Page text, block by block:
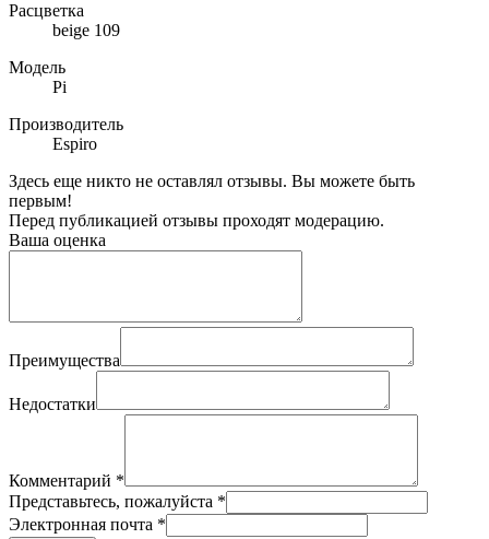
Расцветка
beige 109
Модель
Pi
Производитель
Espiro
Здесь еще никто не оставлял отзывы. Вы можете быть
первым!
Перед публикацией отзывы проходят модерацию.
Ваша оценка
Преимущества
Недостатки
Комментарий *
Представьтесь, пожалуйста *
Электронная почта *